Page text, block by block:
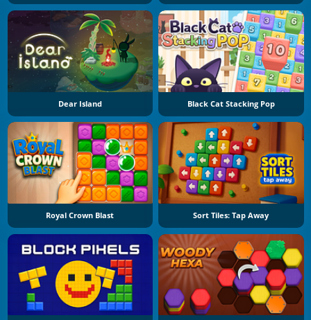
Dear Island Black Cat Stacking Pop
Royal Crown Blast Sort Tiles: Tap Away